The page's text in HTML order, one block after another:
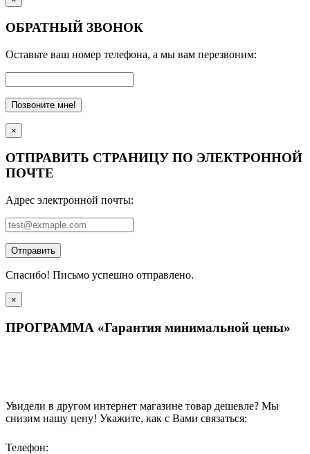
ОБРАТНЫЙ ЗВОНОК
Оставьте ваш номер телефона, а мы вам перезвоним:
Позвоните мне!
×
ОТПРАВИТЬ СТРАНИЦУ ПО ЭЛЕКТРОННОЙ
ПОЧТЕ
Адрес электронной почты:
Отправить
Спасибо! Письмо успешно отправлено.
×
ПРОГРАММА «Гарантия минимальной цены»
Увидели в другом интернет магазине товар дешевле? Мы
снизим нашу цену! Укажите, как с Вами связаться:
Телефон: